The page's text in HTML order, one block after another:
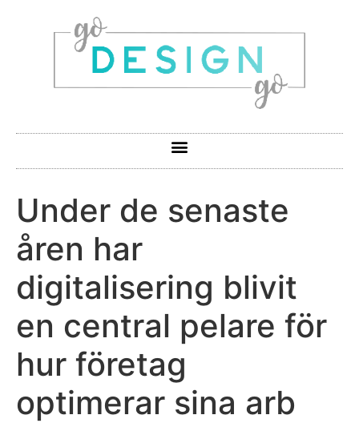
Under de senaste
åren har
digitalisering blivit
en central pelare för
hur företag
optimerar sina arb